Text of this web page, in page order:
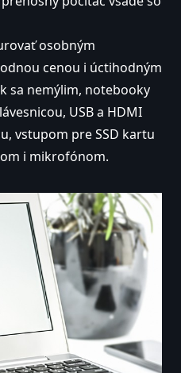
osobným
cenou i úctihodným
sa nemýlim, notebooky
USB a HDMI
vstupom pre SSD kartu
i mikrofónom.